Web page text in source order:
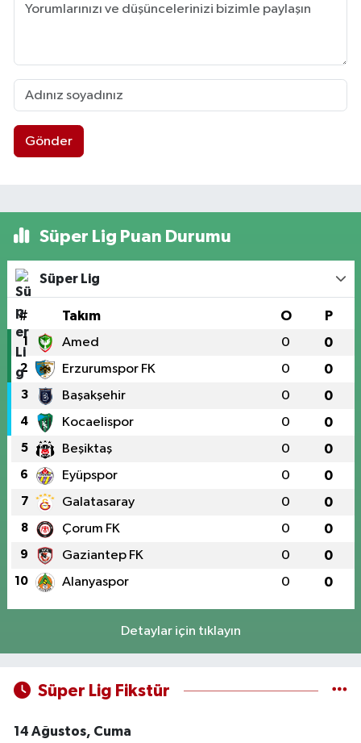
Gönder
Süper Lig Puan Durumu
Süper Lig
# Takım O P
1 Amed 0 0
2 Erzurumspor FK 0 0
3 Başakşehir 0 0
4 Kocaelispor 0 0
5 Beşiktaş 0 0
6 Eyüpspor 0 0
7 Galatasaray 0 0
8 Çorum FK 0 0
9 Gaziantep FK 0 0
10 Alanyaspor 0 0
Detaylar için tıklayın
Süper Lig Fikstür
14 Ağustos, Cuma